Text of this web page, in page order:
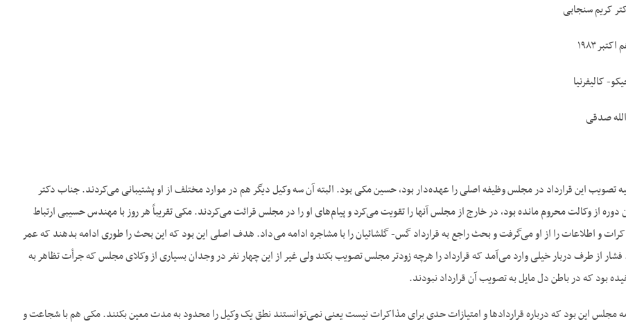
کریم سنجابی
۱۹۸۳
کالیفرنیا
صدقی
تصویب این قرارداد در مجلس وظیفه اصلی را عهده‌‌دار بود، حسین مکی بود. البته آن سه وکیل دیگر هم در موارد مختلف از او پشتیبانی می‌‌کردند. جناب دکتر
از وکالت محروم مانده بود، در خارج از مجلس آنها را تقویت می‌‌کرد و پیام‌‌های او را در مجلس قرائت می‌‌کردند. مکی تقریباً هر روز با مهندس حسیبی ارتباط
و اطلاعات را از او می‌‌گرفت و بحث راجع به قرارداد گس- گلشائیان را با مشاجره ادامه می‌‌داد. هدف اصلی این بود که این بحث را طوری ادامه بدهند که عمر
از طرف دربار خیلی وارد می‌‌آمد که قرارداد را هرچه زودتر مجلس تصویب بکند ولی غیر از این چهار نفر در وجدان بسیاری از وکلای مجلس که جرأت تظاهر به
بود که در باطن دل مایل به تصویب آن قرارداد نبودند.
مجلس این بود که درباره قراردادها و امتیازات حدی برای مذاکرات نیست یعنی نمی‌‌توانستند نطق یک وکیل را محدود به مدت معین بکنند. مکی هم با شجاعت و